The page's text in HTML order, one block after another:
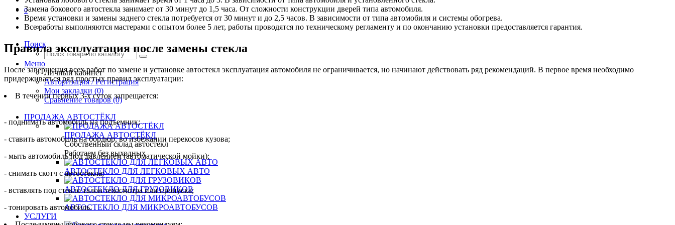
0
Поиск
Меню
Личный кабинет
Авторизация / Регистрация
Мои закладки (0)
Сравнение товаров (0)
ПРОДАЖА АВТОСТЁКЛ
ПРОДАЖА АВТОСТЁКЛ
Собственный склад автостекл
Работаем без выходных
АВТОСТЕКЛО ДЛЯ ЛЕГКОВЫХ АВТО
АВТОСТЕКЛО ДЛЯ ГРУЗОВИКОВ
АВТОСТЕКЛО ДЛЯ МИКРОАВТОБУСОВ
УСЛУГИ
Замена бокового автостекла занимает от 30 минут до 1,5 часа. От сложности конструкции дверей типа автомобиля.
Время установки и замены заднего стекла потребуется от 30 минут и до 2,5 часов. В зависимости от типа автомобиля и системы обогрева.
Все работы выполняются мастерами с опытом более 5 лет, работы проводятся по техническому регламенту и по окончанию установки предоставляется гарантия.
Правила эксплуатация после замены стекла
После завершения всех работ по замене и установке автостекл эксплуатация автомобиля не ограничивается, но начинают действовать ряд рекомендаций. В первое время необходимо
придерживаться ряд простых правил эксплуатации:
В течении первых 3-х суток запрещается:
- поднимать автомобиль на подъемник;
- ставить автомобиль на бордюр, во избежании перекосов кузова;
- мыть автомобиль под давлением (автоматической мойки);
- снимать скотч с автостекла;
- вставлять под стекло талон техосмотра или пропуска;
- тонировать автомобиль.